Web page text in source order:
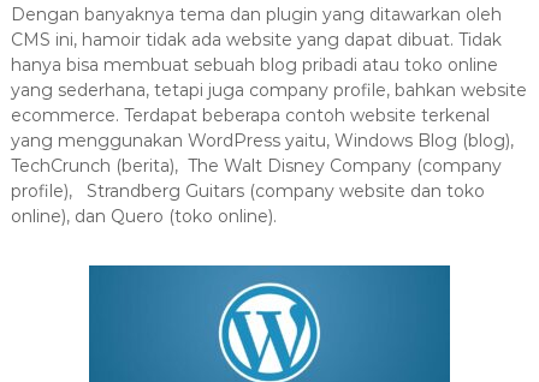
Dengan banyaknya tema dan plugin yang ditawarkan oleh
CMS ini, hamoir tidak ada website yang dapat dibuat. Tidak
hanya bisa membuat sebuah blog pribadi atau toko online
yang sederhana, tetapi juga company profile, bahkan website
ecommerce. Terdapat beberapa contoh website terkenal
yang menggunakan WordPress yaitu, Windows Blog (blog),
TechCrunch (berita), The Walt Disney Company (company
profile), Strandberg Guitars (company website dan toko
online), dan Quero (toko online).